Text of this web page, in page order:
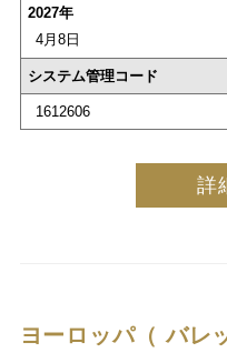
2027年
4月8日
システム管理コード
1612606
詳
ヨーロッパ（ バレ